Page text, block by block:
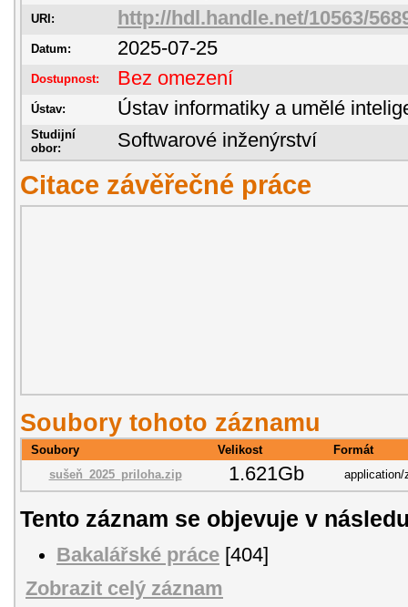
URI: http://hdl.handle.net/10563/
Datum: 2025-07-25
Dostupnost: Bez omezení
Ústav: Ústav informatiky a umělé
Studijní
obor:
Softwarové inženýrství
Citace závěřečné práce
Soubory tohoto záznamu
Soubory Velikost
Formát
sušeň_2025_priloha.zip
1.621Gb application/
Tento záznam se objevuje v
Bakalářské práce [404]
Zobrazit celý záznam